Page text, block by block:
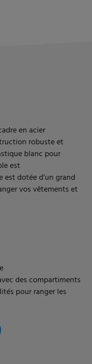
en acier
robuste et
blanc pour
est
est dotée d’un grand
vos vêtements et
des compartiments
pour ranger les